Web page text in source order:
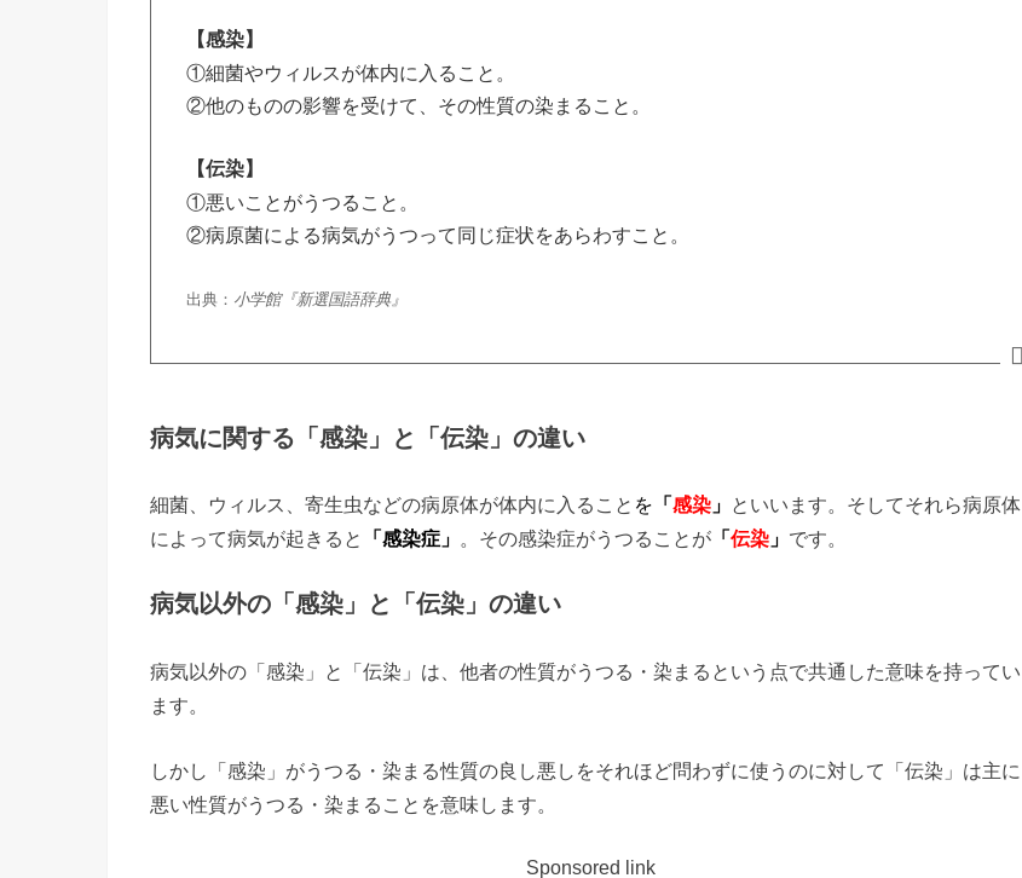
【感染】
①細菌やウィルスが体内に入ること。
②他のものの影響を受けて、その性質の染まること。
【伝染】
①悪いことがうつること。
②病原菌による病気がうつって同じ症状をあらわすこと。
出典： 小学館『新選国語辞典』
病気に関する「感染」と「伝染」の違い
細菌、ウィルス、寄生虫などの病原体が体内に入ること を 「感染 」 といいます。そしてそれら病原体
によって病気が起きると
「感染症」 。その感染症がうつることが 「伝染 」 です。
病気以外の「感染」と「伝染」の違い
病気以外の「感染」と「伝染」は、他者の性質がうつる・染まるという点で共通した意味を持ってい
ます。
しかし「感染」がうつる・染まる性質の良し悪しをそれほど問わずに使うのに対して「伝染」は主に
悪い性質がうつる・染まることを意味します。
Sponsored link